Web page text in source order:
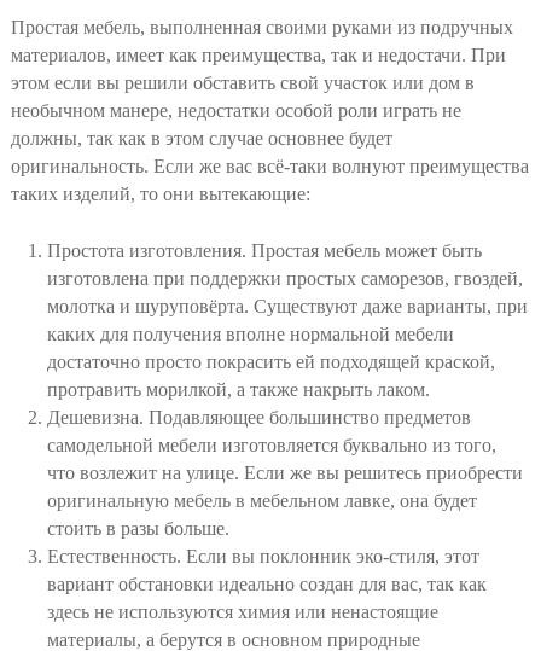
Простая мебель, выполненная своими руками из подручных
материалов, имеет как преимущества, так и недостачи. При
этом если вы решили обставить свой участок или дом в
необычном манере, недостатки особой роли играть не
должны, так как в этом случае основнее будет
оригинальность. Если же вас всё-таки волнуют преимущества
таких изделий, то они вытекающие:
Простота изготовления. Простая мебель может быть
изготовлена при поддержки простых саморезов, гвоздей,
молотка и шуруповёрта. Существуют даже варианты, при
каких для получения вполне нормальной мебели
достаточно просто покрасить ей подходящей краской,
протравить морилкой, а также накрыть лаком.
Дешевизна. Подавляющее большинство предметов
самодельной мебели изготовляется буквально из того,
что возлежит на улице. Если же вы решитесь приобрести
оригинальную мебель в мебельном лавке, она будет
стоить в разы больше.
Естественность. Если вы поклонник эко-стиля, этот
вариант обстановки идеально создан для вас, так как
здесь не используются химия или ненастоящие
материалы, а берутся в основном природные